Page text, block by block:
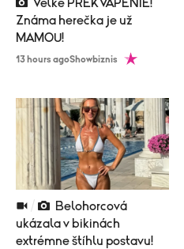
Známa herečka je už
MAMOU!
13 hours agoShowbiznis
ukázala v bikinách
extrémne štíhlu postavu!